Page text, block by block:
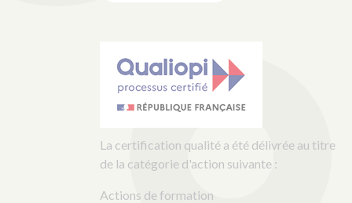
La certification qualité a été délivrée au titre
de la catégorie d'action suivante :
Actions de formation